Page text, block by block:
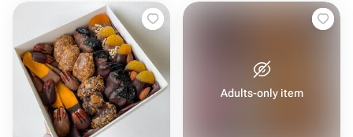
Adults-only item